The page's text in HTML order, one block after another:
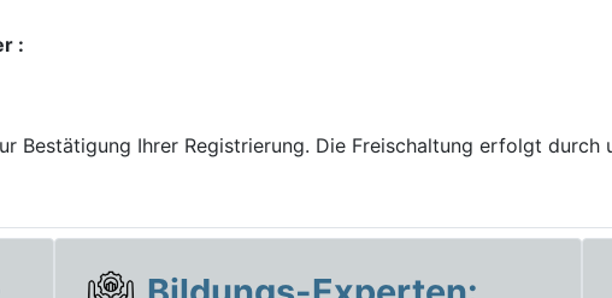
:
Bestätigung Ihrer Registrierung. Die Freischaltung erfolgt